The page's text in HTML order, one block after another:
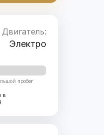
Двигатель:
Электро
пробег
в